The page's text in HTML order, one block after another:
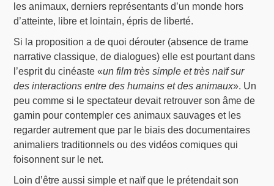
les animaux, derniers représentants d’un monde hors
d’atteinte, libre et lointain, épris de liberté.
Si la proposition a de quoi dérouter (absence de trame
narrative classique, de dialogues) elle est pourtant dans
l’esprit du cinéaste «un film très simple et très naïf sur
des interactions entre des humains et des animaux». Un
peu comme si le spectateur devait retrouver son âme de
gamin pour contempler ces animaux sauvages et les
regarder autrement que par le biais des documentaires
animaliers traditionnels ou des vidéos comiques qui
foisonnent sur le net.
Loin d’être aussi simple et naïf que le prétendait son